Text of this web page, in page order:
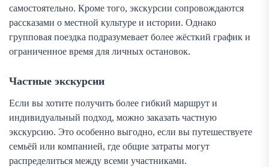
самостоятельно. Кроме того, экскурсии сопровождаются
рассказами о местной культуре и истории. Однако
групповая поездка подразумевает более жёсткий график и
ограниченное время для личных остановок.
Частные экскурсии
Если вы хотите получить более гибкий маршрут и
индивидуальный подход, можно заказать частную
экскурсию. Это особенно выгодно, если вы путешествуете
семьёй или компанией, где общие затраты могут
распределиться между всеми участниками.